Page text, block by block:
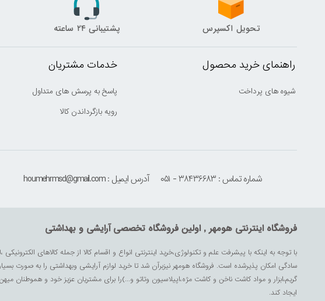
تحویل اکسپرس پشتیبانی ۲۴ ساعته
راهنمای خرید محصول
شیوه های پرداخت
خدمات مشتریان
پاسخ به پرسش های متداول
رویه بازگرداندن کالا
شماره تماس : ۳۸۴۳۶۶۸۳ - ۰۵۱ آدرس ایمیل : houmehrmsd@gmail.com
فروشگاه اینترنتی هومهر , اولین فروشگاه تخصصی آرایشی و بهداشتی
با توجه به اینکه با پیشرفت علم و تکنولوژی،خرید اینترنتی انواع و اقسام کالا از جمله کالاهای
سادگی امکان پذیرشده است. فروشگاه هومهر نیزبرآن شد تا خرید لوازم آرایشی وبهداشتی را به صورت
گریم،ابزار و مواد کاشت ناخن و کاشت مژه،اپیلاسیون وتاتو و...)را برای مشتریان عزیز خود و هموطنان
ایجاد کند.